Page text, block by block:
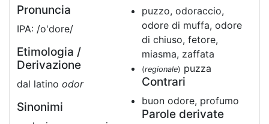
Pronuncia
IPA: /o'dore/
Etimologia /
Derivazione
dal latino odor
Sinonimi
puzzo, odoraccio,
odore di muffa, odore
di chiuso, fetore,
miasma, zaffata
(regionale) puzza
Contrari
buon odore, profumo
Parole derivate